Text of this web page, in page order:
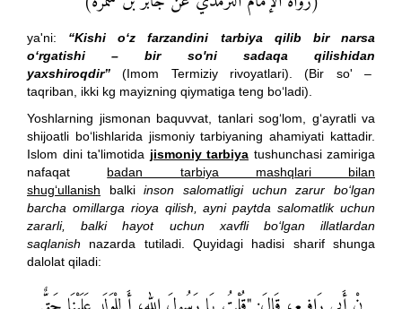
ya'ni:
“Kishi o‘z farzandini tarbiya qilib bir narsa
o‘rgatishi – bir so'ni sadaqa qilishidan
yaxshiroqdir”
(Imom Termiziy rivoyatlari). (Bir so' –
taqriban, ikki kg mayizning qiymatiga teng bo‘ladi).
Yoshlarning jismonan baquvvat, tanlari sog‘lom, g‘ayratli va
shijoatli bo‘lishlarida jismoniy tarbiyaning ahamiyati kattadir.
Islom dini ta'limotida jismoniy tarbiya tushunchasi zamiriga
nafaqat
badan tarbiya mashqlari bilan
shug‘ullanish
balki
inson salomatligi uchun zarur bo‘lgan
barcha omillarga rioya qilish, ayni paytda salomatlik uchun
zararli, balki hayot uchun xavfli bo‘lgan illatlardan
saqlanish
nazarda tutiladi. Quyidagi hadisi sharif shunga
dalolat qiladi: